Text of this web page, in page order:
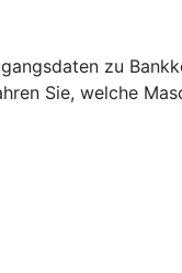
zu
Sie, welche